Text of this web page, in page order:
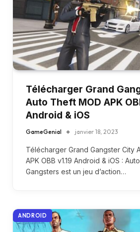
Télécharger Grand
Auto Theft MOD APK
Android & iOS
GameGenial janvier 18, 2023
Télécharger Grand Gangster City
APK OBB v1.19 Android & iOS :
Gangsters est un jeu d’action…
ANDROID